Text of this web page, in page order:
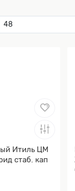
Итиль ЦМ
стаб. кап